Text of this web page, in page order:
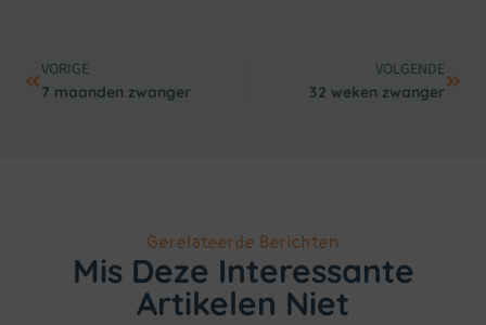
VORIGE
7 maanden zwanger
VOLGENDE
32 weken zwanger
Gerelateerde Berichten
Mis Deze Interessante
Artikelen Niet